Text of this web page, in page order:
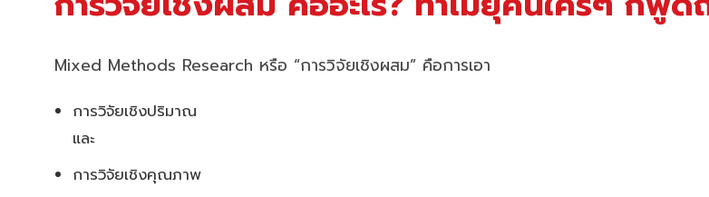
Mixed Methods Research หรือ “การวิจัยเชิงผสม” คือการเอา
การวิจัยเชิงปริมาณ
และ
การวิจัยเชิงคุณภาพ